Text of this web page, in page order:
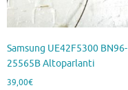
Samsung UE42F5300 BN96-
25565B Altoparlanti
39,00€